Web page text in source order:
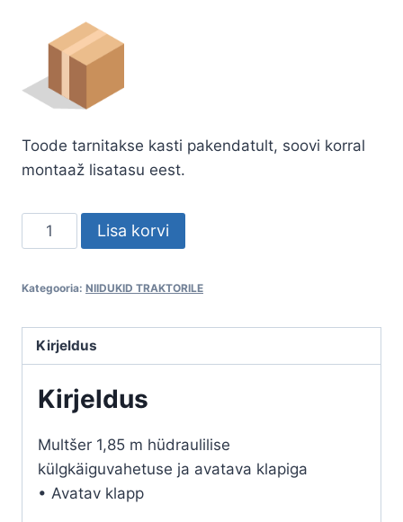
oli:
Toode tarnitakse kasti pakendatult, soovi korral
montaaž lisatasu eest.
Niiduk
1,85
hüdraulilise
avatava
klapiga
Lisa korvi
Kategooria: NIIDUKID TRAKTORILE
Kirjeldus
Kirjeldus
Multšer 1,85 m hüdraulilise
külgkäiguvahetuse ja avatava klapiga
• Avatav klapp